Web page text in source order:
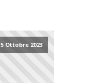
5 Ottobre 2023